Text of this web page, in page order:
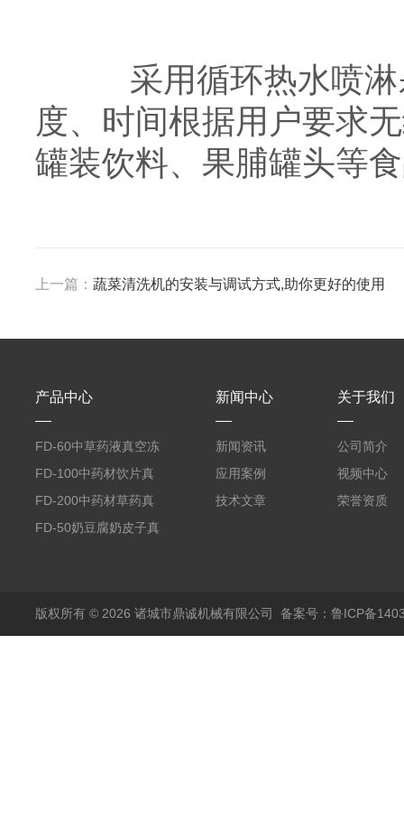
采用循环热水喷淋
度、时间根据用户要求
罐装饮料、果脯罐头等
上一篇： 蔬菜清洗机的安装与调试方式,助你更好的使用
产品中心
FD-60中草药液真空冻
干机
FD-100中药材饮片真
空冻干机
FD-200中药材草药真
空冻干机
FD-50奶豆腐奶皮子真
新闻中心
新闻资讯
应用案例
技术文章
关于我们
公司简介
视频中心
荣誉资质
版权所有 © 2026 诸城市鼎诚机械有限公司 备案号：鲁ICP备